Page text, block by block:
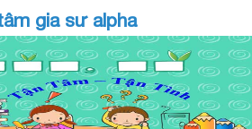
gia sư alpha